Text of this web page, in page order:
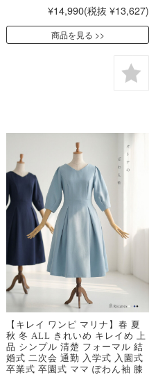
¥14,990(税抜 ¥13,627)
商品を見る
【キレイ ワンピ マリナ】春 夏
秋 冬 ALL きれいめ キレイめ 上
品 シンプル 清楚 フォーマル 結
婚式 二次会 通勤 入学式 入園式
卒業式 卒園式 ママ ぽわん袖 膝